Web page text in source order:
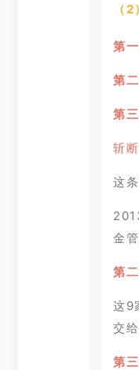
（
第
第
第
斩
这
金
第
这9
交
第